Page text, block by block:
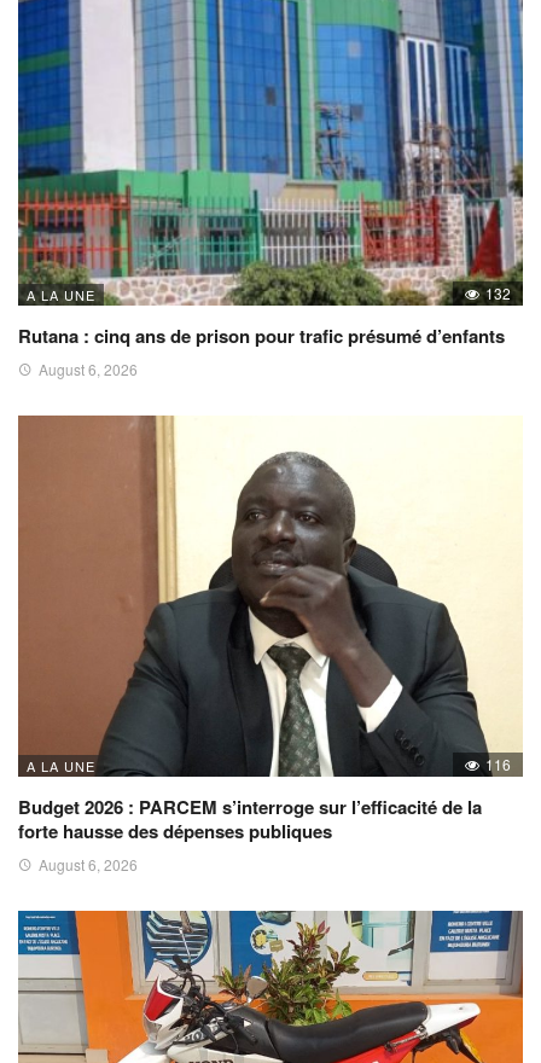
A LA UNE 132
Rutana : cinq ans de prison pour trafic présumé d’enfants
August 6, 2026
A LA UNE 116
Budget 2026 : PARCEM s’interroge sur l’efficacité de la
forte hausse des dépenses publiques
August 6, 2026